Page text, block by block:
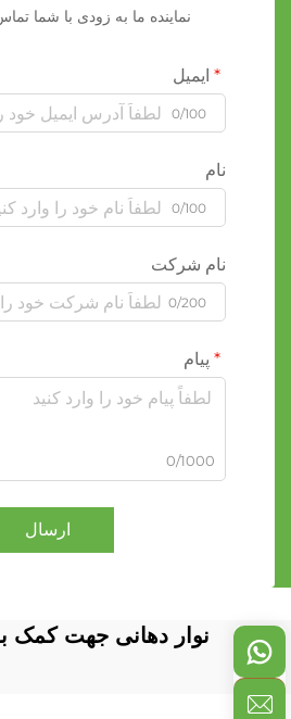
نماینده ما به زودی با شما
ایمیل
0/100
نام
0/100
نام شرکت
0/200
پیام
0/1000
ارسال
نوار دهانی جهت کمک